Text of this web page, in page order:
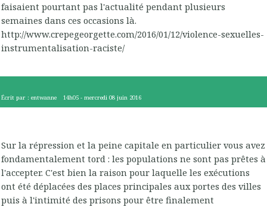
faisaient pourtant pas l'actualité pendant plusieurs
semaines dans ces occasions là.
http://www.crepegeorgette.com/2016/01/12/violence-sexuelles-
instrumentalisation-raciste/
Écrit par : entwanne 14h05 -mercredi 08 juin 2016
Sur la répression et la peine capitale en particulier vous avez
fondamentalement tord : les populations ne sont pas prêtes à
l'accepter. C'est bien la raison pour laquelle les exécutions
ont été déplacées des places principales aux portes des villes
puis à l'intimité des prisons pour être finalement